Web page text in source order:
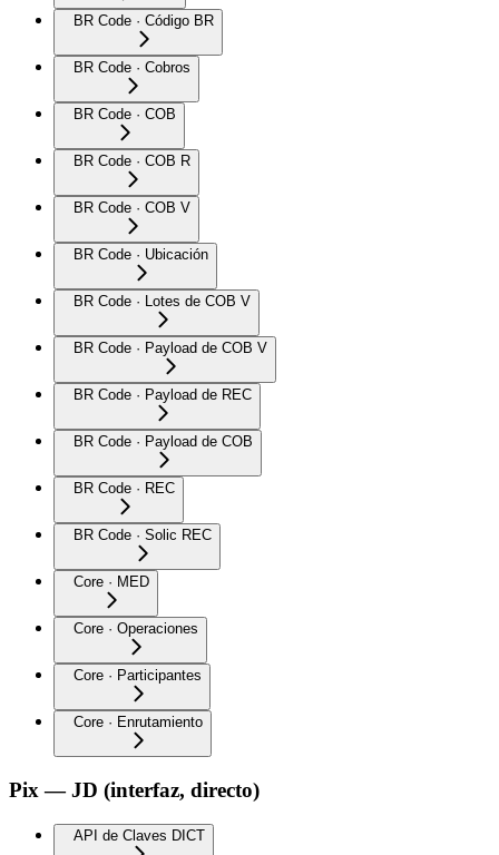
BR Code · Código BR
BR Code · Cobros
BR Code · COB
BR Code · COB R
BR Code · COB V
BR Code · Ubicación
BR Code · Lotes de COB V
BR Code · Payload de COB V
BR Code · Payload de REC
BR Code · Payload de COB
BR Code · REC
BR Code · Solic REC
Core · MED
Core · Operaciones
Core · Participantes
Core · Enrutamiento
Pix — JD (interfaz, directo)
API de Claves DICT